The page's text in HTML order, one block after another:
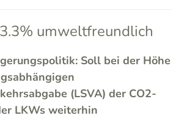
umweltfreundlich
Soll bei der Höhe
(LSVA) der CO2-
LKWs weiterhin